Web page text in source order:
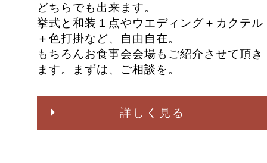
どちらでも出来ます。
挙式と和装１点やウエディング＋カクテル
＋色打掛など、自由自在。
もちろんお食事会会場もご紹介させて頂き
ます。まずは、ご相談を。
詳しく見る